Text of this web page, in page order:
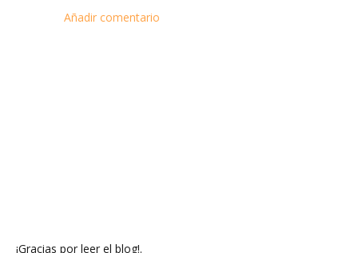
Añadir comentario
¡Gracias por leer el blog!.